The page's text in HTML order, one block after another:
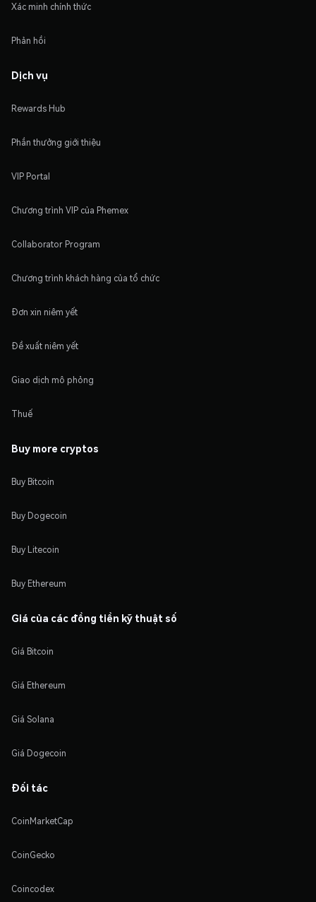
Xác minh chính thức
Phản hồi
Dịch vụ
Rewards Hub
Phần thưởng giới thiệu
VIP Portal
Chương trình VIP của Phemex
Collaborator Program
Chương trình khách hàng của tổ chức
Đơn xin niêm yết
Đề xuất niêm yết
Giao dịch mô phỏng
Thuế
Buy more cryptos
Buy Bitcoin
Buy Dogecoin
Buy Litecoin
Buy Ethereum
Giá của các đồng tiền kỹ thuật số
Giá Bitcoin
Giá Ethereum
Giá Solana
Giá Dogecoin
Đối tác
CoinMarketCap
CoinGecko
Coincodex